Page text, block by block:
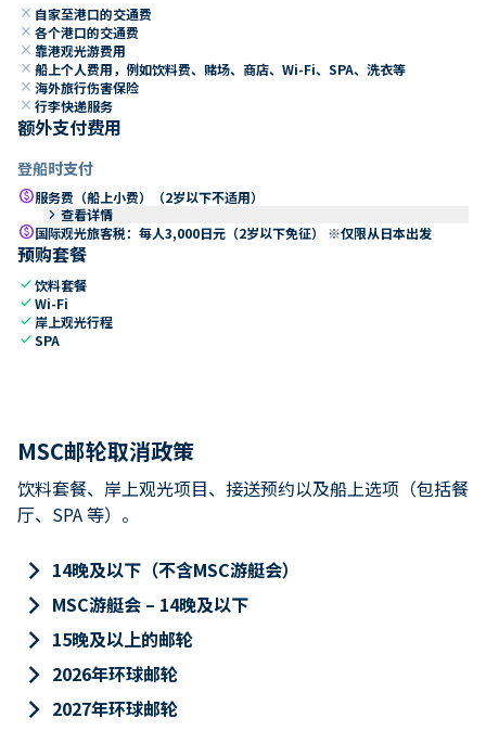
close 自家至港口的交通费
close 各个港口的交通费
close 靠港观光游费用
close 船上个人费用，例如饮料费、赌场、商店、Wi-Fi、SPA、洗衣等
close 海外旅行伤害保险
close 行李快递服务
额外支付费用
登船时支付
paid服务费（船上小费）（2岁以下不适用）
keyboard_arrow_right 查看详情
paid国际观光旅客税：每人3,000日元（2岁以下免征） ※仅限从日本出发
预购套餐
check饮料套餐
checkWi-Fi
check 岸上观光行程
checkSPA
MSC邮轮取消政策
饮料套餐、岸上观光项目、接送预约以及船上选项（包括餐
厅、SPA 等）。
keyboard_arrow_right 14晚及以下（不含MSC游艇会）
keyboard_arrow_right MSC游艇会 – 14晚及以下
keyboard_arrow_right 15晚及以上的邮轮
keyboard_arrow_right 2026年环球邮轮
keyboard_arrow_right 2027年环球邮轮